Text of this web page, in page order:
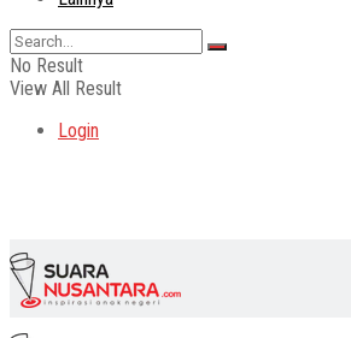
No Result
View All Result
Login